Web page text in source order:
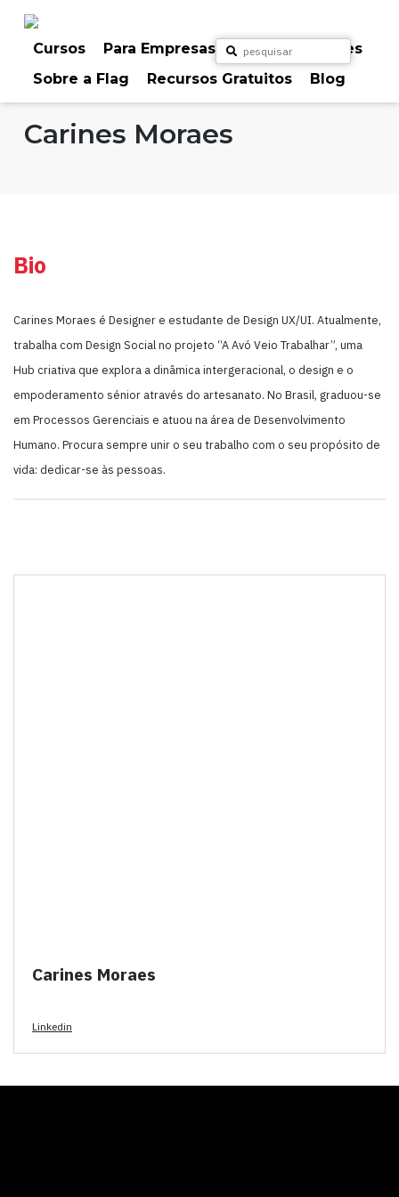
Cursos Para Empresas
Para Particulares
Sobre a Flag
Recursos Gratuitos Blog
Home Formadores
Carines Moraes
Bio
Carines Moraes é Designer e estudante de Design UX/UI. Atualmente,
trabalha com Design Social no projeto “A Avó Veio Trabalhar”, uma
Hub criativa que explora a dinâmica intergeracional, o design e o
empoderamento sénior através do artesanato. No Brasil, graduou-se
em Processos Gerenciais e atuou na área de Desenvolvimento
Humano. Procura sempre unir o seu trabalho com o seu propósito de
vida: dedicar-se às pessoas.
Carines Moraes
Linkedin